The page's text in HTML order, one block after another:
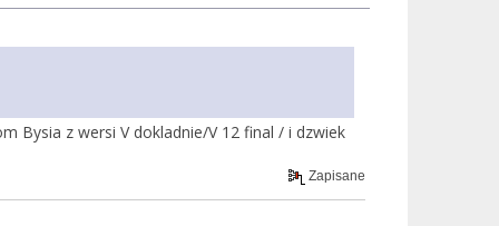
Bysia z wersi V dokladnie/V 12 final / i dzwiek
Zapisane